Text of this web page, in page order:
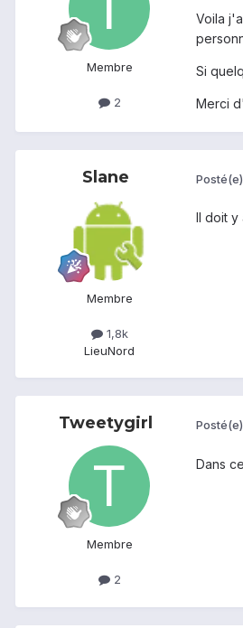
Membre
2
Voila
Si
Merci
Slane
Membre
1,8k
LieuNord
Posté(e)
Il doit y
Tweetygirl
Membre
2
Posté(e)
Dans